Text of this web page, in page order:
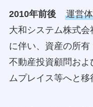
2010年前後 運営
大和システム株式
に伴い、資産の所
不動産投資顧問およ
ムプレイス等へと移